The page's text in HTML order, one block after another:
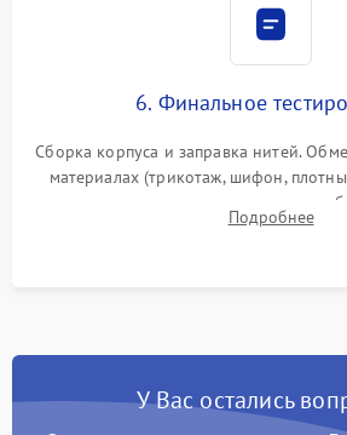
6. Финальное
Сборка корпуса и заправка нитей.
материалах (трикотаж, шифон,
ровности среза, эластичности шва,
отсутствия стягивания или
Подробнее
У Вас остались